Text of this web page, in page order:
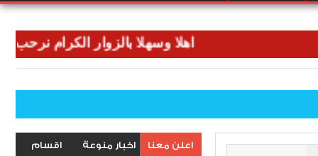
اهلا وسهلا بالزوار الكرام نرحب بكم
اعلن معنا اخبار منوعة
اقسام